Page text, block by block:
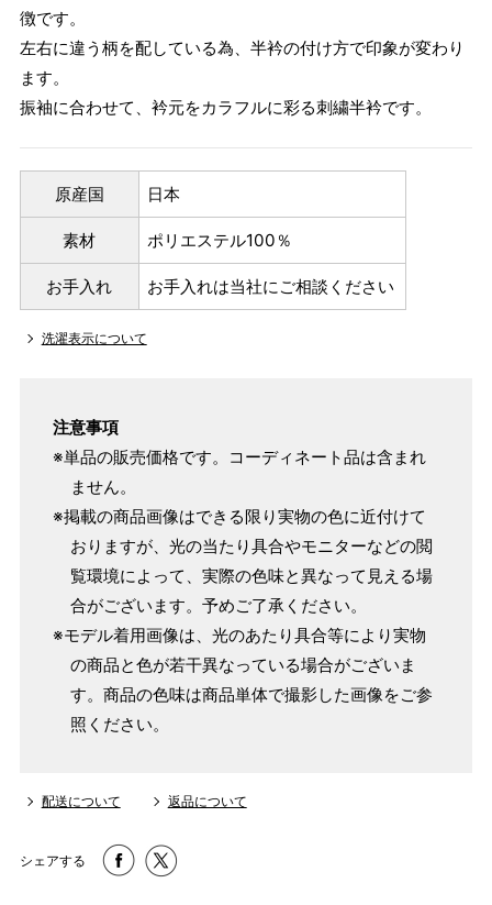
徴です。
左右に違う柄を配している為、半衿の付け方で印象が変わり
ます。
振袖に合わせて、衿元をカラフルに彩る刺繍半衿です。
原産国 日本
素材 ポリエステル100％
お手入れ お手入れは当社にご相談ください
洗濯表示について
注意事項
※単品の販売価格です。コーディネート品は含まれ
ません。
※掲載の商品画像はできる限り実物の色に近付けて
おりますが、光の当たり具合やモニターなどの閲
覧環境によって、実際の色味と異なって見える場
合がございます。予めご了承ください。
※モデル着用画像は、光のあたり具合等により実物
の商品と色が若干異なっている場合がございま
す。商品の色味は商品単体で撮影した画像をご参
照ください。
配送について 返品について
シェアする